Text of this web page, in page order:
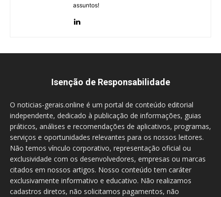
assuntos!
Isenção de Responsabilidade
O noticias-gerais.online é um portal de conteúdo editorial
independente, dedicado à publicação de informações, guias
práticos, análises e recomendações de aplicativos, programas,
serviços e oportunidades relevantes para os nossos leitores.
Não temos vínculo corporativo, representação oficial ou
exclusividade com os desenvolvedores, empresas ou marcas
citados em nossos artigos. Nosso conteúdo tem caráter
exclusivamente informativo e educativo. Não realizamos
cadastros diretos, não solicitamos pagamentos, não